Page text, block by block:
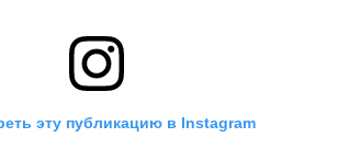
эту публикацию в Instagram